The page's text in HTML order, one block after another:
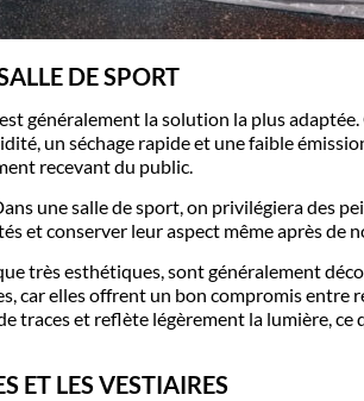
DE SPORT
est généralement la solution la plus
un séchage rapide et une faible
recevant du public.
une salle de sport, on privilégiera des
et conserver leur aspect même après de
très esthétiques, sont généralement
car elles offrent un bon compromis entre
traces et reflète légèrement la lumière,
ET LES VESTIAIRES